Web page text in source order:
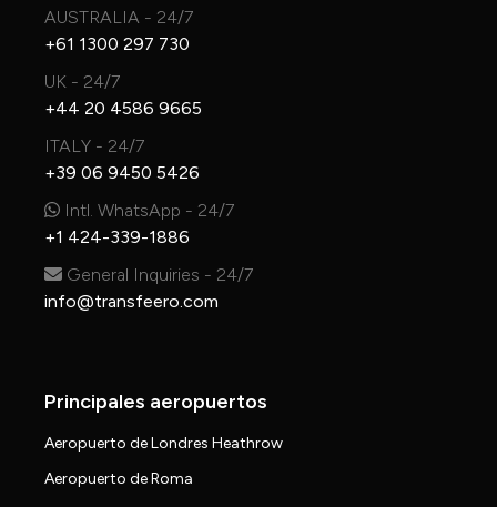
AUSTRALIA - 24/7
+61 1300 297 730
UK - 24/7
+44 20 4586 9665
ITALY - 24/7
+39 06 9450 5426
Intl. WhatsApp - 24/7
+1 424-339-1886
General Inquiries - 24/7
info@transfeero.com
Principales aeropuertos
Aeropuerto de Londres Heathrow
Aeropuerto de Roma